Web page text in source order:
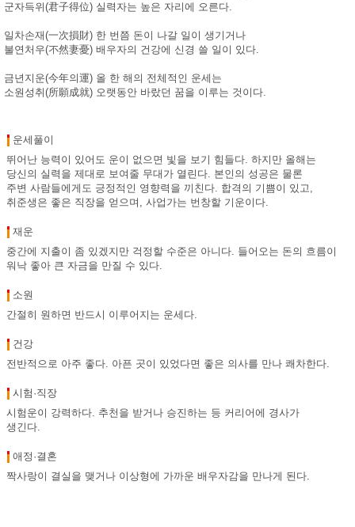
군자득위(君子得位) 실력자는 높은 자리에 오른다.
일차손재(一次損財) 한 번쯤 돈이 나갈 일이 생기거나
불연처우(不然妻憂) 배우자의 건강에 신경 쓸 일이 있다.
금년지운(今年의運) 올 한 해의 전체적인 운세는
소원성취(所願成就) 오랫동안 바랐던 꿈을 이루는 것이다.
운세풀이
뛰어난 능력이 있어도 운이 없으면 빛을 보기 힘들다. 하지만 올해는
당신의 실력을 제대로 보여줄 무대가 열린다. 본인의 성공은 물론
주변 사람들에게도 긍정적인 영향력을 끼친다. 합격의 기쁨이 있고,
취준생은 좋은 직장을 얻으며, 사업가는 번창할 기운이다.
재운
중간에 지출이 좀 있겠지만 걱정할 수준은 아니다. 들어오는 돈의 흐름이
워낙 좋아 큰 자금을 만질 수 있다.
소원
간절히 원하면 반드시 이루어지는 운세다.
건강
전반적으로 아주 좋다. 아픈 곳이 있었다면 좋은 의사를 만나 쾌차한다.
시험·직장
시험운이 강력하다. 추천을 받거나 승진하는 등 커리어에 경사가
생긴다.
애정·결혼
짝사랑이 결실을 맺거나 이상형에 가까운 배우자감을 만나게 된다.